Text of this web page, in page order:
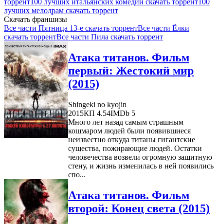
лучших мелодрам скачать торрент
Скачать франшизы
Все части Пятница 13-е скачать торрентВсе части Ёлки
скачать торрентВсе части Пила скачать торрент
Атака титанов. Фильм
первый: Жестокий мир
(2015)
Shingeki no kyojin
2015КП 4.54IMDb 5
Много лет назад самым страшным
кошмаром людей были появившиеся
неизвестно откуда титаны гигантские
существа, пожирающие людей. Остатки
человечества возвели огромную защитную
стену, и жизнь изменилась в ней появились
спо...
Атака титанов. Фильм
второй: Конец света (2015)